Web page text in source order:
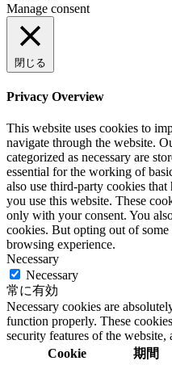
Manage consent
閉じる
Privacy Overview
This website uses cookies to
navigate through the website.
categorized as necessary are
essential for the working of
also use third-party cookies
you use this website. These
only with your consent. You
cookies. But opting out of
browsing experience.
Necessary
Necessary
常に有効
Necessary cookies are
function properly. These
security features of the website,
Cookie
期間